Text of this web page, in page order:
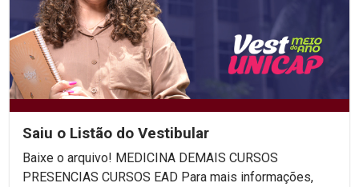
Saiu o Listão do Vestibular
Baixe o arquivo! MEDICINA DEMAIS CURSOS
PRESENCIAS CURSOS EAD Para mais informações,